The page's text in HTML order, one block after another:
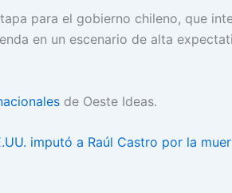
para el gobierno chileno, que
en un escenario de alta
de Oeste Ideas.
imputó a Raúl Castro por la